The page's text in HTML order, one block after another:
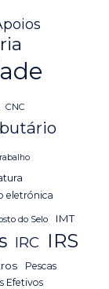
CNC
eletrónica
do Selo IMT
IRC IRS
Pescas
Efetivos